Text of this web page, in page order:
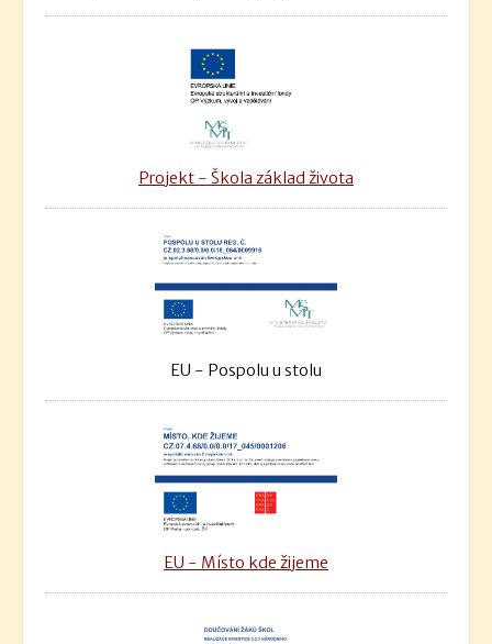
Projekt - Škola základ života
EU - Pospolu u stolu
EU - Místo kde žijeme